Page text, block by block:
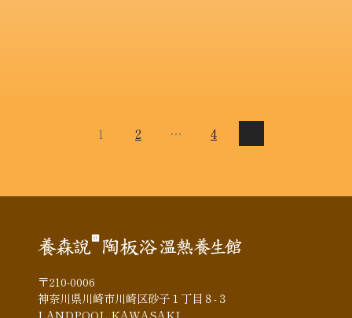
タ
1 2 … 4
〒210-0006
神奈川県川崎市川崎区砂子１丁目８-３
LANDPOOL KAWASAKI